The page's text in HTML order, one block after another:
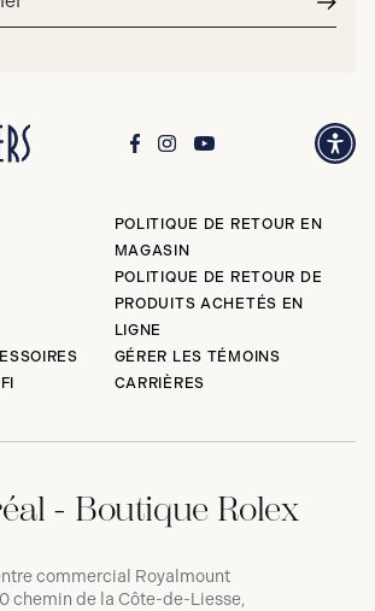
POLITIQUE DE RETOUR EN
MAGASIN
POLITIQUE DE RETOUR DE
PRODUITS ACHETÉS EN
LIGNE
GÉRER LES TÉMOINS
CARRIÈRES
- Boutique Rolex
commercial Royalmount
chemin de la Côte-de-Liesse,